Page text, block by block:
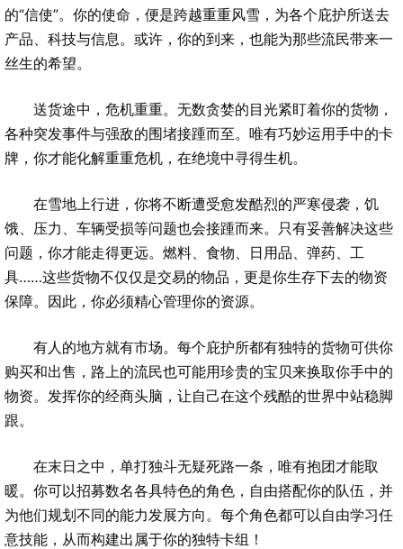
的“信使”。你的使命，便是跨越重重风雪，为各个庇护所送去
产品、科技与信息。或许，你的到来，也能为那些流民带来一
丝生的希望。
送货途中，危机重重。无数贪婪的目光紧盯着你的货物，
各种突发事件与强敌的围堵接踵而至。唯有巧妙运用手中的卡
牌，你才能化解重重危机，在绝境中寻得生机。
在雪地上行进，你将不断遭受愈发酷烈的严寒侵袭，饥
饿、压力、车辆受损等问题也会接踵而来。只有妥善解决这些
问题，你才能走得更远。燃料、食物、日用品、弹药、工
具……这些货物不仅仅是交易的物品，更是你生存下去的物资
保障。因此，你必须精心管理你的资源。
有人的地方就有市场。每个庇护所都有独特的货物可供你
购买和出售，路上的流民也可能用珍贵的宝贝来换取你手中的
物资。发挥你的经商头脑，让自己在这个残酷的世界中站稳脚
跟。
在末日之中，单打独斗无疑死路一条，唯有抱团才能取
暖。你可以招募数名各具特色的角色，自由搭配你的队伍，并
为他们规划不同的能力发展方向。每个角色都可以自由学习任
意技能，从而构建出属于你的独特卡组！